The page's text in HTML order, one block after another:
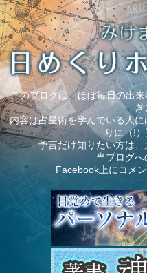
このブログは、ほぼ毎日の出
き
内容は占星術を学んでいる人
りに（!）
予言だけ知りたい方は
当ブログ
Facebook上にコメ